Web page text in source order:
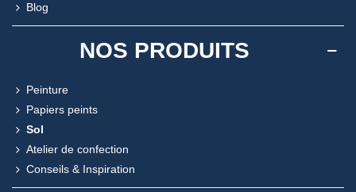
Blog
NOS PRODUITS
Peinture
Papiers peints
Sol
Atelier de confection
Conseils & Inspiration